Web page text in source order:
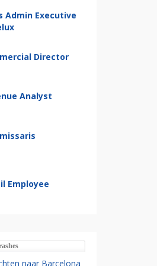
Admin Executive
Director
Analyst
Employee
naar Barcelona